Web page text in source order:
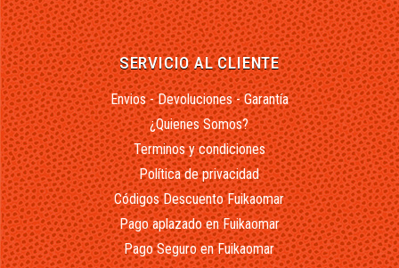
SERVICIO AL CLIENTE
Envios - Devoluciones - Garantía
¿Quienes Somos?
Terminos y condiciones
Política de privacidad
Códigos Descuento Fuikaomar
Pago aplazado en Fuikaomar
Pago Seguro en Fuikaomar